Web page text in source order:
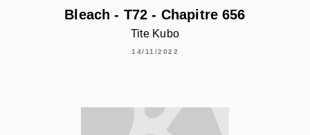
Bleach - T72 - Chapitre 656
Tite Kubo
14/11/2022